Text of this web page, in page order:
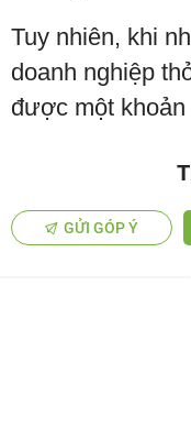
Tuy nhiên, khi
doanh nghiệp
được một
GỬI GÓP Ý